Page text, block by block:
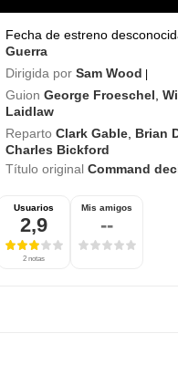
Fecha de estreno
Guerra
Dirigida por Sam Wood |
Guion George Froeschel ,
Laidlaw
Reparto Clark Gable Brian
Charles Bickford
Título originalCommand
Usuarios
2,9
2 notas
Mis amigos
--